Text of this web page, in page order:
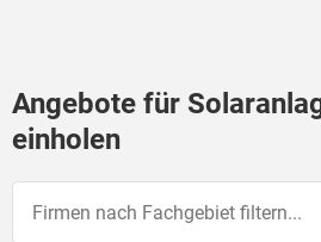
Angebote für
einholen